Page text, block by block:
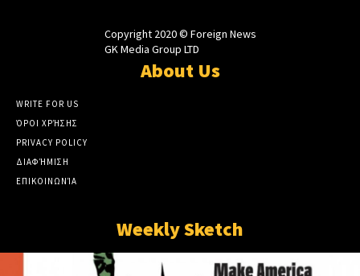
Copyright 2020 © Foreign News
GK Media Group LTD
About Us
WRITE FOR US
ΌΡΟΙ ΧΡΉΣΗΣ
PRIVACY POLICY
ΔΙΑΦΉΜΙΣΗ
ΕΠΙΚΟΙΝΩΝΊΑ
Weekly Sketch